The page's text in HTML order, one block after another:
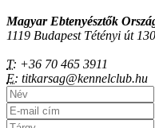
Magyar Ebtenyésztők
1119 Budapest Tétényi út
T: +36 70 465 3911
E: titkarsag@kennelclub.hu